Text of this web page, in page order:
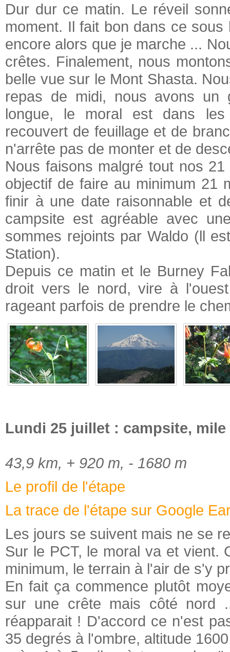
Dur dur ce matin. Le réveil
moment. Il fait bon dans ce
encore alors que je marche ...
crêtes. Finalement, nous
belle vue sur le Mont Shasta.
repas de midi, nous avons un
longue, le moral est dans
recouvert de feuillage et de
n'arrête pas de monter et de
Nous faisons malgré tout nos
objectif de faire au minimum 21
finir à une date raisonnable et
campsite est agréable avec
sommes rejoints par Waldo (ll
Station).
Depuis ce matin et le Burney
droit vers le nord, vire à
rageant parfois de prendre le
Lundi 25 juillet : campsite,
43,9 km, + 920 m, - 1680 m
Le profil de l'étape
La trace de l'étape sur Google
Les jours se suivent mais ne se
Sur le PCT, le moral va et vient.
minimum, le terrain à l'air de s'y
En fait ça commence plutôt
sur une crête mais côté nord
réapparait ! D'accord ce n'est
35 degrés à l'ombre, altitude